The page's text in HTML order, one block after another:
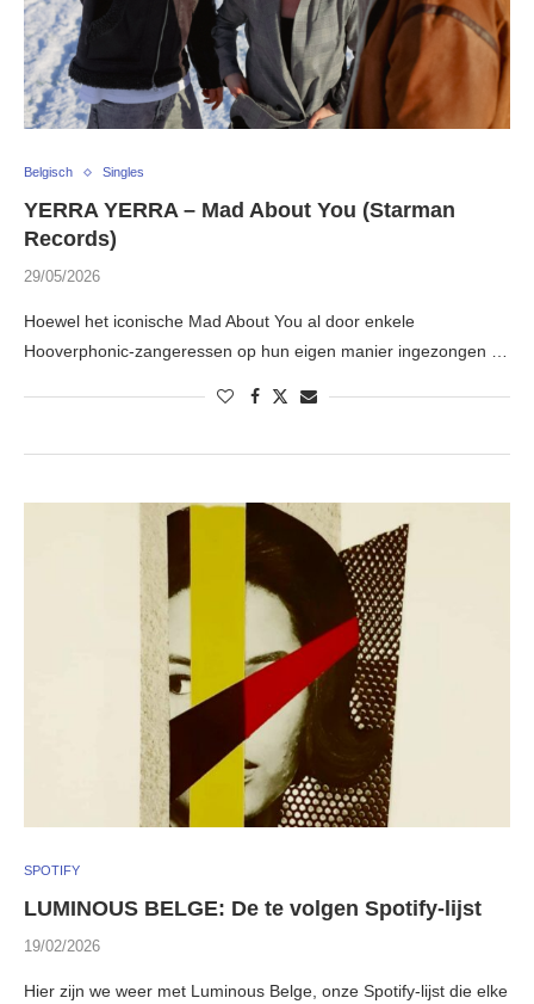
Belgisch Singles
YERRA YERRA – Mad About You (Starman
Records)
29/05/2026
Hoewel het iconische Mad About You al door enkele
Hooverphonic-zangeressen op hun eigen manier ingezongen …
SPOTIFY
LUMINOUS BELGE: De te volgen Spotify-lijst
19/02/2026
Hier zijn we weer met Luminous Belge, onze Spotify-lijst die elke